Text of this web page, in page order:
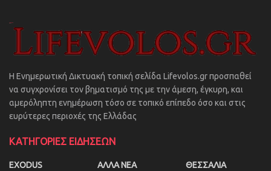
Η Ενημερωτική Δικτυακή τοπική σελίδα Lifevolos.gr προσπαθεί
να συγχρονίσει τον βηματισμό της με την άμεση, έγκυρη, και
αμερόληπτη ενημέρωση τόσο σε τοπικό επίπεδο όσο και στις
ευρύτερες περιοχές της Ελλάδας
ΚΑΤΗΓΟΡΙΕΣ ΕΙΔΗΣΕΩΝ
EXODUS
ΑΛΛΑ ΝΕΑ
ΘΕΣΣΑΛΙΑ